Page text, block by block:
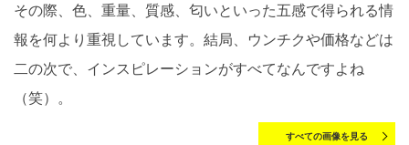
その際、色、重量、質感、匂いといった五感で得られる情
報を何より重視しています。結局、ウンチクや価格などは
二の次で、インスピレーションがすべてなんですよね
（笑）。
すべての画像を見る